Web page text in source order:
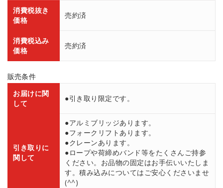
消費税抜き
価格
売約済
消費税込み
価格
売約済
販売条件
お届けに関
して
●引き取り限定です。
引き取りに
関して
●アルミブリッジあります。
●フォークリフトあります。
●クレーンあります。
●ロープや荷締めバンド等をたくさんご持参
ください。お品物の固定はお手伝いいたしま
す。積み込みについてはご安心くださいませ
(^^)